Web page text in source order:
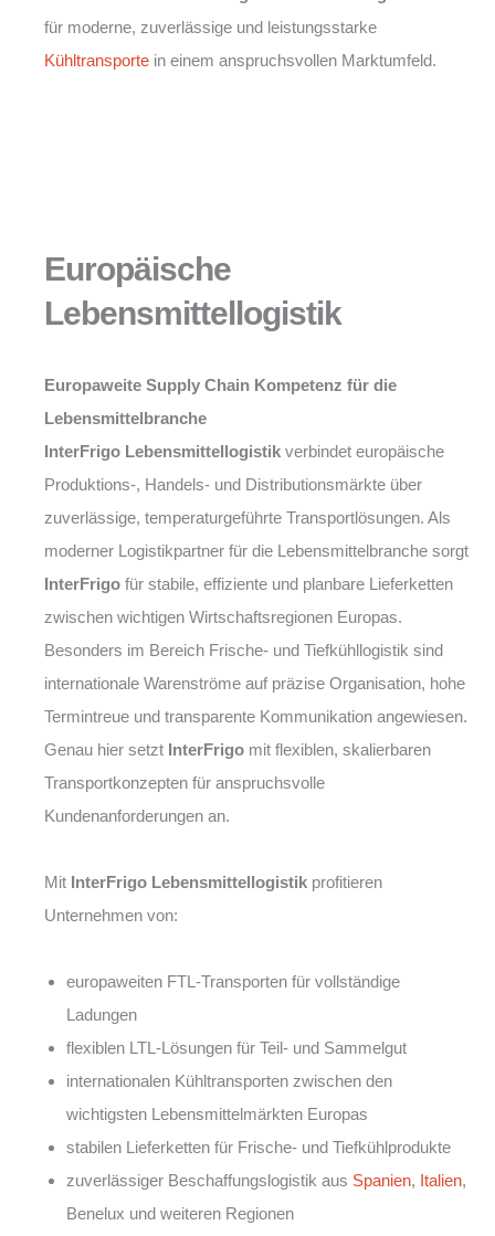
für moderne, zuverlässige und leistungsstarke
Kühltransporte in einem anspruchsvollen Marktumfeld.
Europäische
Lebensmittellogistik
Europaweite Supply Chain Kompetenz für die
Lebensmittelbranche
InterFrigo Lebensmittellogistik verbindet europäische
Produktions-, Handels- und Distributionsmärkte über
zuverlässige, temperaturgeführte Transportlösungen. Als
moderner Logistikpartner für die Lebensmittelbranche sorgt
InterFrigo für stabile, effiziente und planbare Lieferketten
zwischen wichtigen Wirtschaftsregionen Europas.
Besonders im Bereich Frische- und Tiefkühllogistik sind
internationale Warenströme auf präzise Organisation, hohe
Termintreue und transparente Kommunikation angewiesen.
Genau hier setzt InterFrigo mit flexiblen, skalierbaren
Transportkonzepten für anspruchsvolle
Kundenanforderungen an.
Mit InterFrigo Lebensmittellogistik profitieren
Unternehmen von:
europaweiten FTL-Transporten für vollständige
Ladungen
flexiblen LTL-Lösungen für Teil- und Sammelgut
internationalen Kühltransporten zwischen den
wichtigsten Lebensmittelmärkten Europas
stabilen Lieferketten für Frische- und Tiefkühlprodukte
zuverlässiger Beschaffungslogistik aus Spanien, Italien,
Benelux und weiteren Regionen